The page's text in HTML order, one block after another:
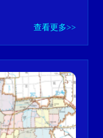
查看更多>>